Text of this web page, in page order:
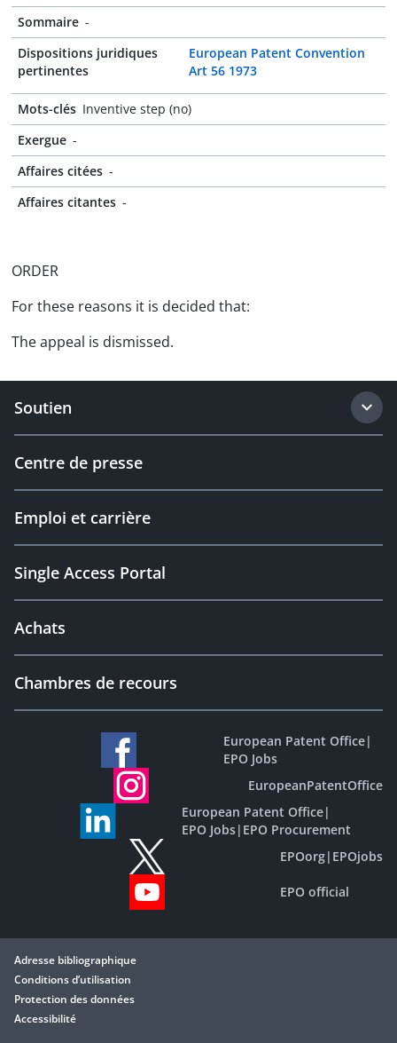
Sommaire -
Dispositions juridiques
pertinentes
European Patent Convention
Art 56 1973
Mots-clés Inventive step (no)
Exergue -
Affaires citées -
Affaires citantes -
ORDER
For these reasons it is decided that:
The appeal is dismissed.
Soutien
Centre de presse
Emploi et carrière
Single Access Portal
Achats
Chambres de recours
European Patent Office|
EPO Jobs
EuropeanPatentOffice
European Patent Office|
EPO Jobs| EPO Procurement
EPOorg| EPOjobs
EPO official
Adresse bibliographique
Conditions d’utilisation
Protection des données
Accessibilité